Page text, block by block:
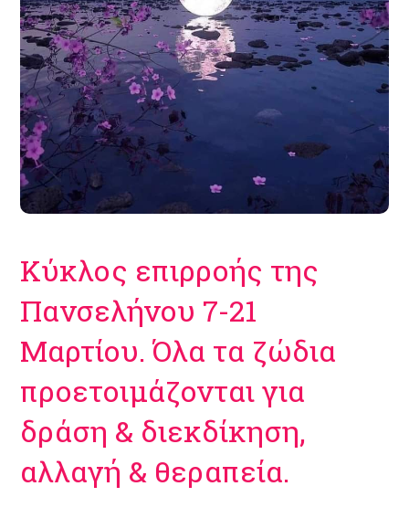
Κύκλος επιρροής της
Πανσελήνου 7-21
Μαρτίου. Όλα τα ζώδια
προετοιμάζονται για
δράση & διεκδίκηση,
αλλαγή & θεραπεία.